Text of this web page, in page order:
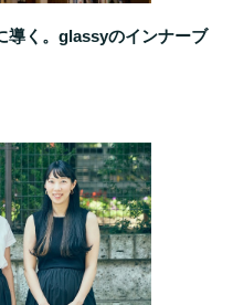
導く。glassyのインナーブ